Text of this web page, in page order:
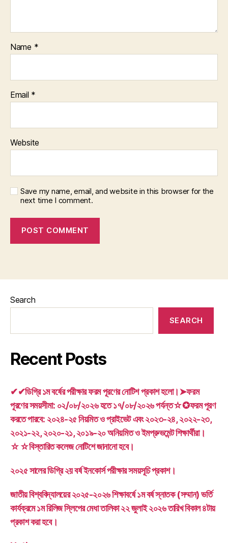
Name *
Email *
Website
Save my name, email, and website in this browser for the
next time I comment.
Search
SEARCH
Recent Posts
✔✔ডিগ্রি ১ম বর্ষের পরীক্ষার ফরম পূরণের নোটিশ প্রকাশ হলো।➤ফরম
পূরণের সময়সীমা: ০২/০৮/২০২৬ হতে ১৭/০৮/২০২৬ পর্যন্ত☆✪ফরম পূরণ
করতে পারবে: ২০২৪-২৫ নিয়মিত ও প্রাইভেট এবং ২০২৩-২৪, ২০২২-২৩,
২০২১-২২, ২০২০-২১, ২০১৯-২০ অনিয়মিত ও ইমপ্রুভমেন্ট শিক্ষার্থীরা।
☆☆বিস্তারিত কলেজ নোটিশে জানানো হবে।
২০২৫ সালের ডিগ্রি ২য় বর্ষ ইনকোর্স পরীক্ষার সময়সূচি প্রকাশ।
জাতীয় বিশ্ববিদ্যালয়ের ২০২৫-২০২৬ শিক্ষাবর্ষে ১ম বর্ষ স্নাতক (সম্মান) ভর্তি
কার্যক্রমে ১ম রিলিজ স্লিপের মেধা তালিকা ২২ জুলাই ২০২৬ তারিখ বিকাল ৪টায়
প্রকাশ করা হবে।